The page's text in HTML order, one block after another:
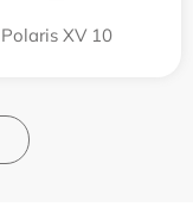
Polaris XV 10